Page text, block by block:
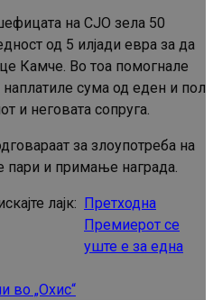
на СЈО зела 50
од 5 илјади евра за да
Камче. Во тоа помогнале
сума од еден и пол
и неговата сопруга.
за злоупотреба на
и примање награда.
лајк: Претходна
Премиерот се
уште е за една
во „Охис“